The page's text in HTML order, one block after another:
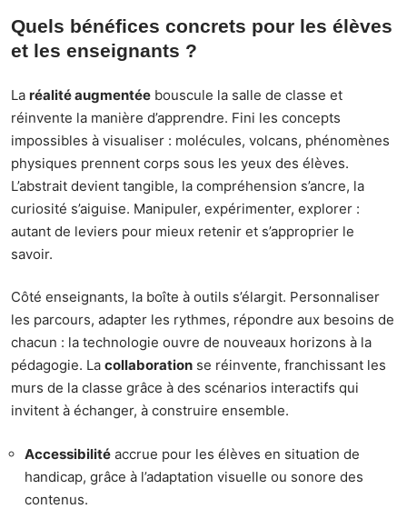
Quels bénéfices concrets pour les élèves
et les enseignants ?
La réalité augmentée bouscule la salle de classe et
réinvente la manière d’apprendre. Fini les concepts
impossibles à visualiser : molécules, volcans, phénomènes
physiques prennent corps sous les yeux des élèves.
L’abstrait devient tangible, la compréhension s’ancre, la
curiosité s’aiguise. Manipuler, expérimenter, explorer :
autant de leviers pour mieux retenir et s’approprier le
savoir.
Côté enseignants, la boîte à outils s’élargit. Personnaliser
les parcours, adapter les rythmes, répondre aux besoins de
chacun : la technologie ouvre de nouveaux horizons à la
pédagogie. La collaboration se réinvente, franchissant les
murs de la classe grâce à des scénarios interactifs qui
invitent à échanger, à construire ensemble.
Accessibilité accrue pour les élèves en situation de
handicap, grâce à l’adaptation visuelle ou sonore des
contenus.